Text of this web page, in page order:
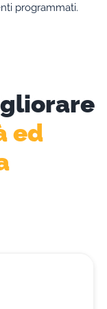
programmati.
ed